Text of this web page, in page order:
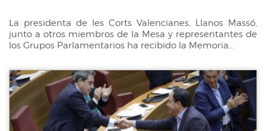
La presidenta de les Corts Valencianes, Llanos Massó,
junto a otros miembros de la Mesa y representantes de
los Grupos Parlamentarios ha recibido la Memoria...